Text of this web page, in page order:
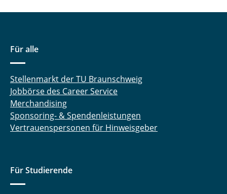
Für alle
Stellenmarkt der TU Braunschweig
Jobbörse des Career Service
Merchandising
Sponsoring- & Spendenleistungen
Vertrauenspersonen für Hinweisgeber
Für Studierende